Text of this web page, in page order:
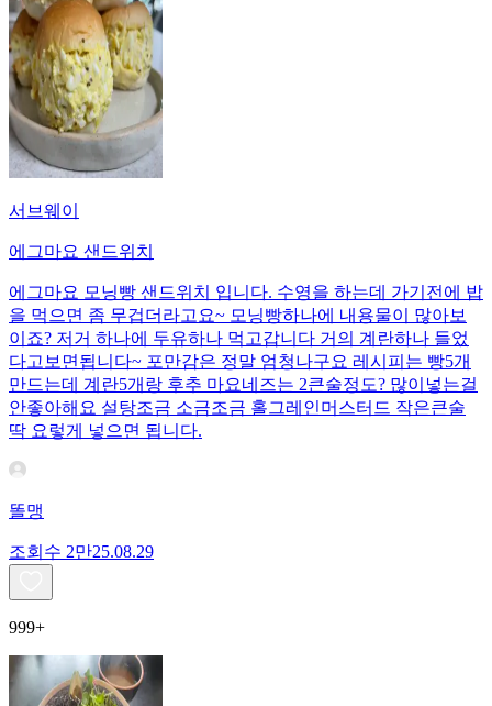
서브웨이
에그마요 샌드위치
에그마요 모닝빵 샌드위치 입니다. 수영을 하는데 가기전에 밥
을 먹으면 좀 무겁더라고요~ 모닝빵하나에 내용물이 많아보
이죠? 저거 하나에 두유하나 먹고갑니다 거의 계란하나 들었
다고보면됩니다~ 포만감은 정말 엄청나구요 레시피는 빵5개
만드는데 계란5개랑 후추 마요네즈는 2큰술정도? 많이넣는걸
안좋아해요 설탕조금 소금조금 홀그레인머스터드 작은큰술
딱 요렇게 넣으면 됩니다.
똘맹
조회수 2만25.08.29
999+